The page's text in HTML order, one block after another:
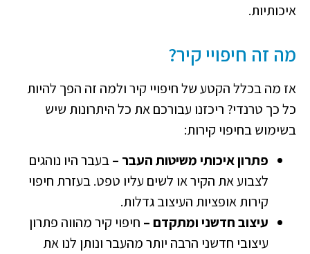
איכותיות.
מה זה חיפויי קיר?
אז מה בכלל הקטע של חיפויי קיר ולמה זה הפך להיות
כל כך טרנדי? ריכזנו עבורכם את כל היתרונות שיש
בשימוש בחיפוי קירות:
פתרון איכותי משיטות העבר –בעבר היו נוהגים
לצבוע את הקיר או לשים עליו טפט. בעזרת חיפוי
קירות אופציות העיצוב גדלות.
עיצוב חדשני ומתקדם – חיפוי קיר מהווה פתרון
עיצובי חדשני הרבה יותר מהעבר ונותן לנו את